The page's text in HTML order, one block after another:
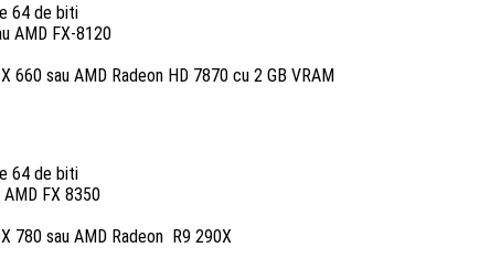
64 de biti
AMD FX-8120
660 sau AMD Radeon HD 7870 cu 2 GB VRAM
64 de biti
FX 8350
780 sau AMD Radeon R9 290X